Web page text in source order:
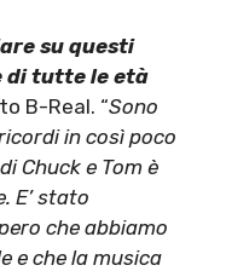
su questi
di tutte le età
B-Real. “Sono
in così poco
Chuck e Tom è
E’ stato
che abbiamo
e che la musica